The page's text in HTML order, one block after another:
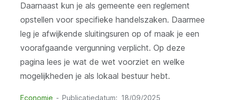
Daarnaast kun je als gemeente een reglement
opstellen voor specifieke handelszaken. Daarmee
leg je afwijkende sluitingsuren op of maak je een
voorafgaande vergunning verplicht. Op deze
pagina lees je wat de wet voorziet en welke
mogelijkheden je als lokaal bestuur hebt.
Economie Publicatiedatum 18/09/2025